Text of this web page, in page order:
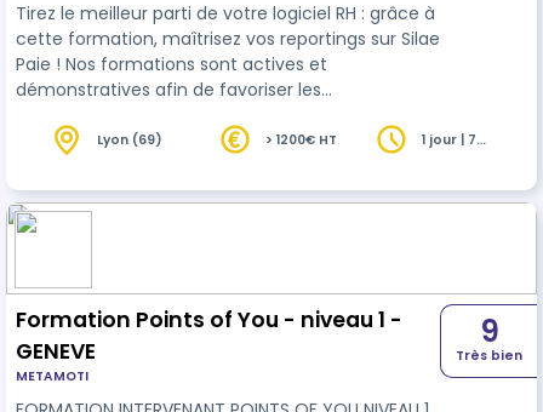
Tirez le meilleur parti de votre logiciel RH : grâce à
cette formation, maîtrisez vos reportings sur Silae
Paie ! Nos formations sont actives et
démonstratives afin de favoriser les
et de pratiques en lien avec l’environnement de
compétences. Attentifs à la qualité de nos
formations, nous effectuons notamment des
Lyon (69) > 1200€ HT
1 jour | 7
Formation Points of You - niveau 1 -
GENEVE
METAMOTI
9
Très bien